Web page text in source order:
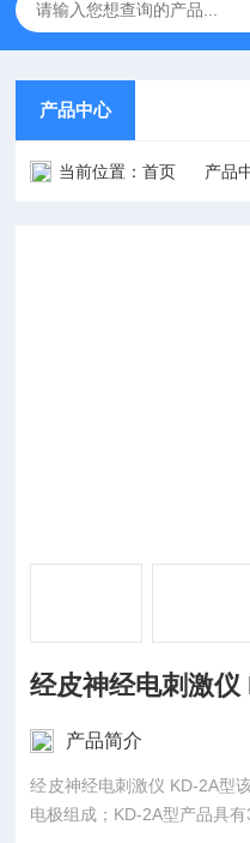
产品中心
当前位置：首页 产品
经皮神经电刺激仪
产品简介
经皮神经电刺激仪 KD-2A型​
电极组成；KD-2A型产品具